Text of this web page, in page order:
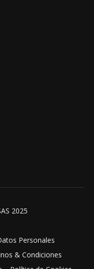
2025
Personales
& Condiciones